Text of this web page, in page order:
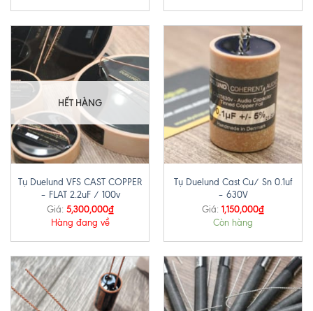
HẾT HÀNG
Tụ Duelund VFS CAST COPPER
– FLAT 2.2uF / 100v
Giá: 5,300,000₫
Hàng đang về
Tụ Duelund Cast Cu/ Sn 0.1uf
– 630V
Giá: 1,150,000₫
Còn hàng